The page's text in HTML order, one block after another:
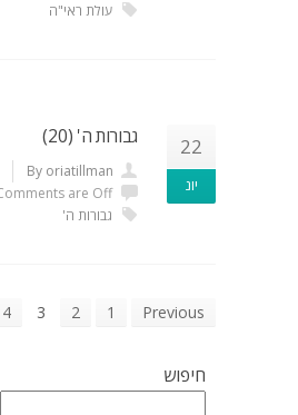
עולת ראי"ה
22
יונ
גבורות ה' (20)
By oriatillman
are Off
גבורות ה'
Previous
1
2
3
4
חיפוש